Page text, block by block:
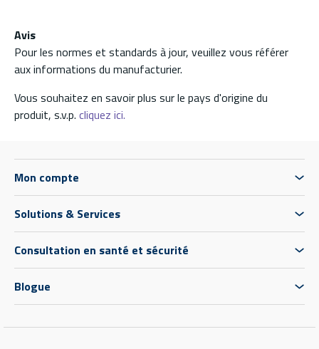
Avis
Pour les normes et standards à jour, veuillez vous référer
aux informations du manufacturier.
Vous souhaitez en savoir plus sur le pays d'origine du
produit, s.v.p. cliquez ici.
Mon compte
Solutions & Services
Consultation en santé et sécurité
Blogue